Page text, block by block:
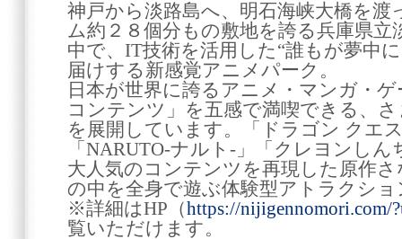
神戸から淡路島へ、明石海峡大橋を渡
ム約２８個分もの敷地を誇る兵庫県
中で、IT技術を活用した“誰もが夢中
届けする新感覚アニメパーク。
日本が世界に誇るアニメ・マンガ・
コンテンツ」を五感で満喫できる、
を展開しています。「ドラゴン クエ
「NARUTO-ナルト-」「クレヨンし
大人気のコンテンツを再現した原作
の中を全身で遊ぶ体験型アトラクシ
※詳細はHP（https://nijigennomori.com/
覧いただけます。